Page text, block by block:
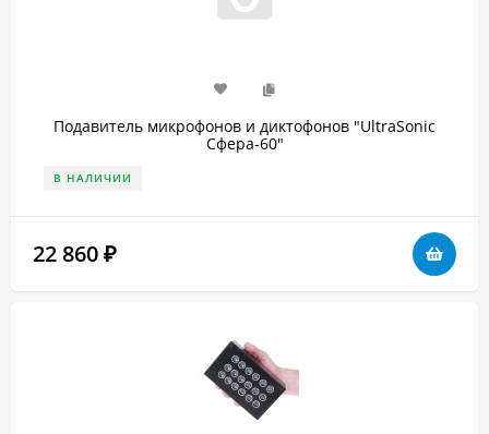
Подавитель микрофонов и диктофонов "UltraSonic
Сфера-60"
В НАЛИЧИИ
22 860 ₽